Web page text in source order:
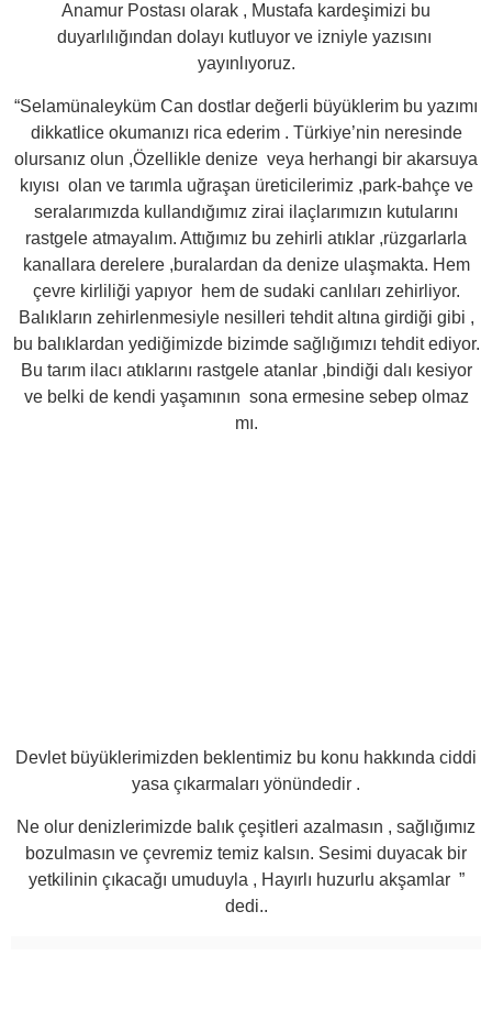
Anamur Postası olarak , Mustafa kardeşimizi bu
duyarlılığından dolayı kutluyor ve izniyle yazısını
yayınlıyoruz.
“Selamünaleyküm Can dostlar değerli büyüklerim bu yazımı
dikkatlice okumanızı rica ederim . Türkiye’nin neresinde
olursanız olun ,Özellikle denize veya herhangi bir akarsuya
kıyısı olan ve tarımla uğraşan üreticilerimiz ,park-bahçe ve
seralarımızda kullandığımız zirai ilaçlarımızın kutularını
rastgele atmayalım. Attığımız bu zehirli atıklar ,rüzgarlarla
kanallara derelere ,buralardan da denize ulaşmakta. Hem
çevre kirliliği yapıyor hem de sudaki canlıları zehirliyor.
Balıkların zehirlenmesiyle nesilleri tehdit altına girdiği gibi ,
bu balıklardan yediğimizde bizimde sağlığımızı tehdit ediyor.
Bu tarım ilacı atıklarını rastgele atanlar ,bindiği dalı kesiyor
ve belki de kendi yaşamının sona ermesine sebep olmaz
mı.
Devlet büyüklerimizden beklentimiz bu konu hakkında ciddi
yasa çıkarmaları yönündedir .
Ne olur denizlerimizde balık çeşitleri azalmasın , sağlığımız
bozulmasın ve çevremiz temiz kalsın. Sesimi duyacak bir
yetkilinin çıkacağı umuduyla , Hayırlı huzurlu akşamlar ”
dedi..